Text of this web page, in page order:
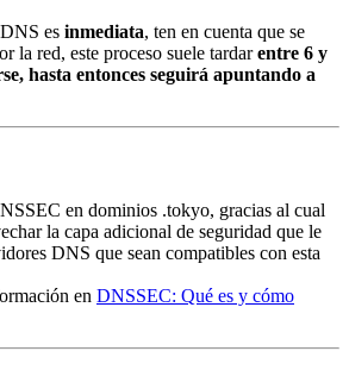
es inmediata, ten en cuenta que se
la red, este proceso suele tardarentre 6 y
hasta entonces seguirá apuntando a
en dominios .tokyo, gracias al cual
la capa adicional de seguridad que le
DNS que sean compatibles con esta
en DNSSEC: Qué es y cómo